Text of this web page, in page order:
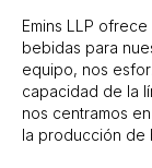
Emins LLP
bebidas para
equipo, nos
capacidad de la
nos centramos
la producción de